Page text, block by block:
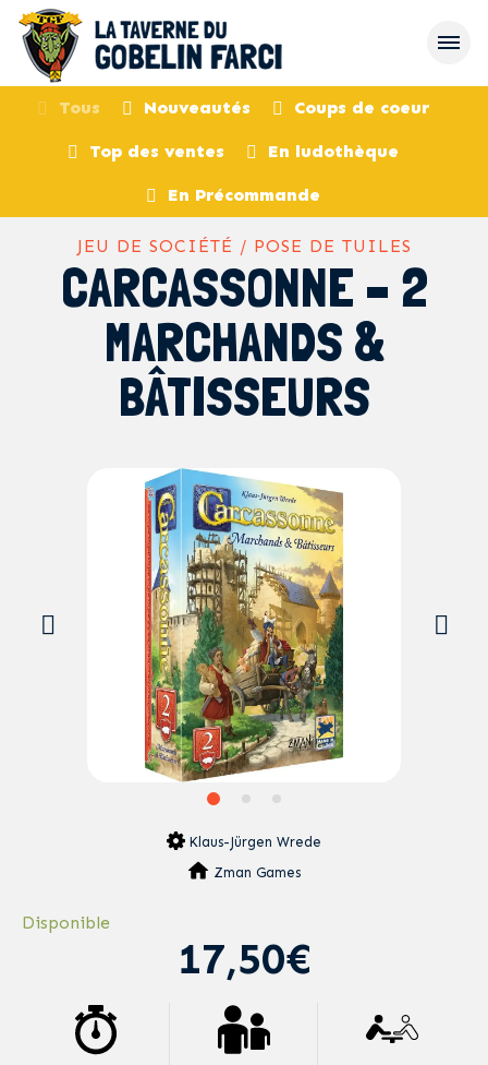
Tous Nouveautés Coups de coeur
Top des ventes En ludothèque
En Précommande
JEU DE SOCIÉTÉ / POSE DE TUILES
CARCASSONNE – 2
MARCHANDS &
BÂTISSEURS
Klaus-Jürgen Wrede
Zman Games
Disponible
17,50€